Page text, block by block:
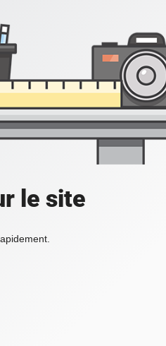
le site